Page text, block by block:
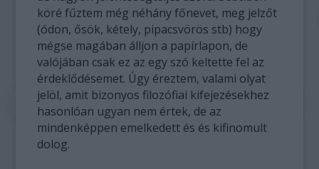
köré fűztem még néhány főnevet, meg jelzőt
(ódon, ősök, kétely, pipacsvörös stb) hogy
mégse magában álljon a papírlapon, de
valójában csak ez az egy szó keltette fel az
érdeklődésemet. Úgy éreztem, valami olyat
jelöl, amit bizonyos filozófiai kifejezésekhez
hasonlóan ugyan nem értek, de az
mindenképpen emelkedett és és kifinomult
dolog.